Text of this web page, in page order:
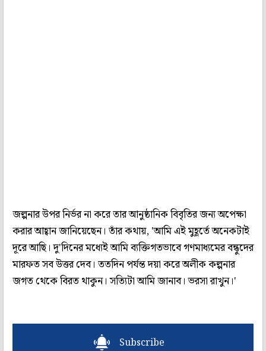
জল্পনার উপর নির্ভর না করে তার আনুষ্ঠানিক বিবৃতির জন্য অপেক্ষা
করার আহ্বান জানিয়েছেন। তাঁর কথায়, 'আমি এই মুহূর্তে অনেকটাই
দূরে আছি। দু'দিনের মধ্যেই আমি ব্যক্তিগতভাবে গণমাধ্যমের বন্ধুদের
মারফত সব উত্তর দেব। ততদিন পর্যন্ত দয়া করে অলীক কল্পনার
জগত থেকে বিরত থাকুন। সত্যিটা আমি জানাব। ভরসা রাখুন।'
Subscribe